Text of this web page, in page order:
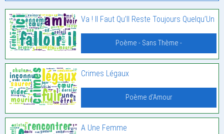
Va ! Il Faut Qu’Il Reste Toujours Quelqu’Un
Poème - Sans Thème -
Crimes Légaux
Poème d'Amour
A Une Femme